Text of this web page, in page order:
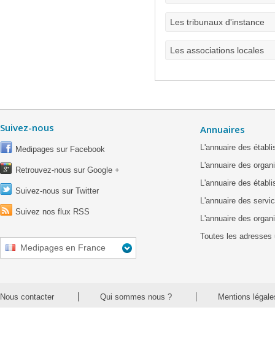
Les tribunaux d'instance
Les associations locales
Suivez-nous
Medipages sur Facebook
Retrouvez-nous sur Google +
Suivez-nous sur Twitter
Suivez nos flux RSS
Medipages en France
Annuaires
L'annuaire des
L'annuaire des
L'annuaire des
L'annuaire des
L'annuaire des
Toutes les adresses
Nous contacter Qui sommes nous ? Mentions